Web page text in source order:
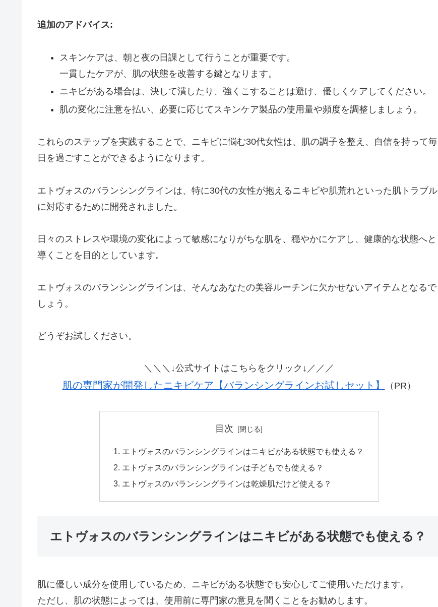
追加のアドバイス:
スキンケアは、朝と夜の日課として行うことが重要です。
一貫したケアが、肌の状態を改善する鍵となります。
ニキビがある場合は、決して潰したり、強くこすることは避け、優しくケアしてください。
肌の変化に注意を払い、必要に応じてスキンケア製品の使用量や頻度を調整しましょう。
これらのステップを実践することで、ニキビに悩む30代女性は、肌の調子を整え、自信を持って毎
日を過ごすことができるようになります。
エトヴォスのバランシングラインは、特に30代の女性が抱えるニキビや肌荒れといった肌トラブル
に対応するために開発されました。
日々のストレスや環境の変化によって敏感になりがちな肌を、穏やかにケアし、健康的な状態へと
導くことを目的としています。
エトヴォスのバランシングラインは、そんなあなたの美容ルーチンに欠かせないアイテムとなるで
しょう。
どうぞお試しください。
＼＼＼↓公式サイトはこちらをクリック↓／／／
肌の専門家が開発したニキビケア【バランシングラインお試しセット】 （PR）
目次
エトヴォスのバランシングラインはニキビがある状態でも使える？
エトヴォスのバランシングラインは子どもでも使える？
エトヴォスのバランシングラインは乾燥肌だけど使える？
エトヴォスのバランシングラインはニキビがある状態でも使える？
肌に優しい成分を使用しているため、ニキビがある状態でも安心してご使用いただけます。
ただし、肌の状態によっては、使用前に専門家の意見を聞くことをお勧めします。